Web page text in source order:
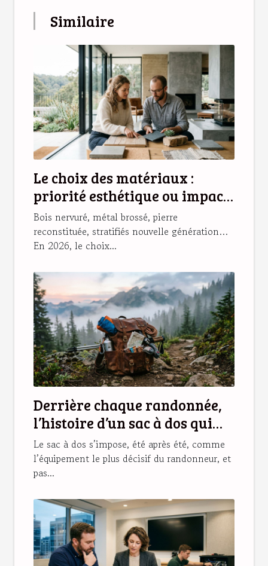
Similaire
Le choix des matériaux :
priorité esthétique ou impact
sur l’habitat ?
Bois nervuré, métal brossé, pierre
reconstituée, stratifiés nouvelle génération…
En 2026, le choix...
Derrière chaque randonnée,
l’histoire d’un sac à dos qui
change tout
Le sac à dos s’impose, été après été, comme
l’équipement le plus décisif du randonneur, et
pas...